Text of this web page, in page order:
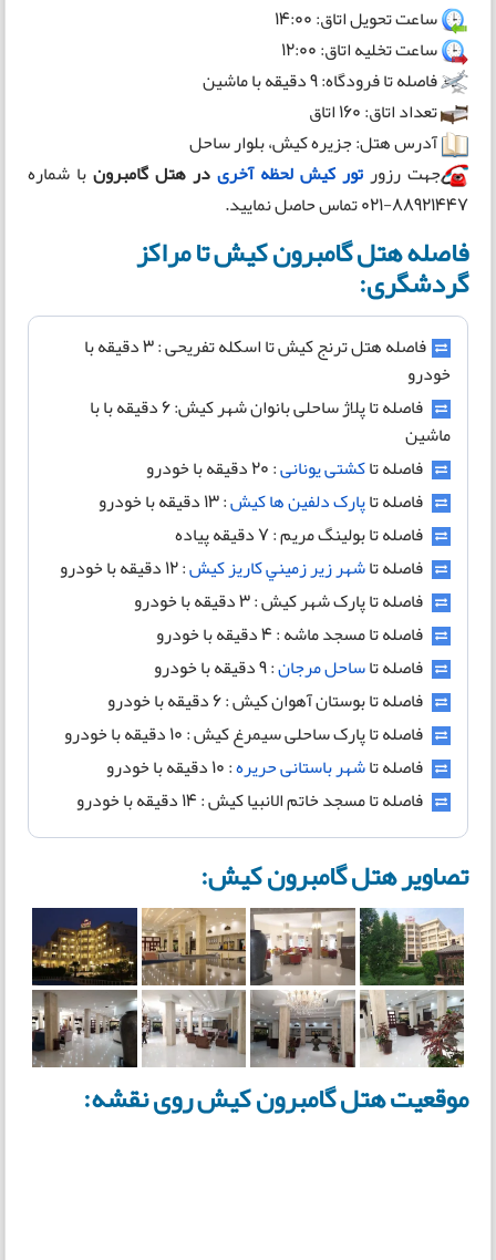
ساعت تحویل اتاق: 14:00
ساعت تخلیه اتاق: 12:00
فاصله تا فرودگاه: 9 دقیقه با ماشین
تعداد اتاق: 160 اتاق
آدرس هتل: جزیره کیش، بلوار ساحل
جهت رزورتور کیش لحظه آخریدر هتل گامبرونبا شماره
88921447-021 تماس حاصل نمایید.
فاصله هتل گامبرون کیش تا مراکز
گردشگری:
فاصله هتل ترنج کیش تا اسکله تفریحی : ۳ دقیقه با
خودرو
فاصله تا پلاژ ساحلی بانوان شهر کیش: 6 دقیقه با با
ماشین
فاصله تاکشتی یونانی: ۲۰ دقیقه با خودرو
فاصله تاپارک دلفین ها کیش: ۱۳ دقیقه با خودرو
فاصله تا بولینگ مریم : ۷ دقیقه پیاده
فاصله تاشهر زير زميني کاريز کیش: ۱۲ دقیقه با خودرو
فاصله تا پارک شهر کیش : ۳ دقیقه با خودرو
فاصله تا مسجد ماشه : ۴ دقیقه با خودرو
فاصله تاساحل مرجان: ۹ دقیقه با خودرو
فاصله تا بوستان آهوان کیش : ۶ دقیقه با خودرو
فاصله تا پارک ساحلی سیمرغ کیش : ۱۰ دقیقه با خودرو
فاصله تاشهر باستانی حریره: ۱۰ دقیقه با خودرو
فاصله تا مسجد خاتم الانبیا کیش : ۱۴ دقیقه با خودرو
تصاویر هتل گامبرون کیش:
موقعیت هتل گامبرون کیش روی نقشه: